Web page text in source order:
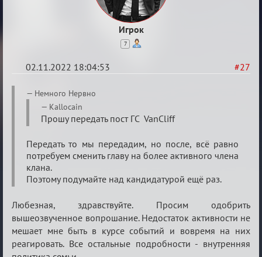
Игрок
7
#27
02.11.2022 18:04:53
Re:
мафии
Немного Нервно
Kallocain
Прошу передать пост ГС VanCliff
Передать то мы передадим, но после, всё равно
потребуем сменить главу на более активного члена
клана.
Поэтому подумайте над кандидатурой ещё раз.
Любезная, здравствуйте. Просим одобрить
вышеозвученное вопрошание. Недостаток активности не
мешает мне быть в курсе событий и вовремя на них
реагировать. Все остальные подробности - внутренняя